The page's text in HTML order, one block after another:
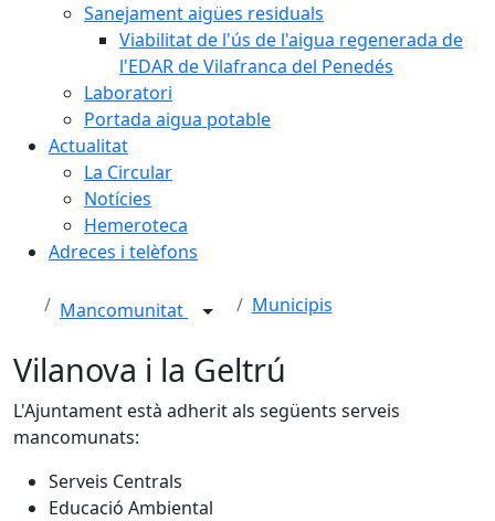
Sanejament aigües residuals
Viabilitat de l'ús de l'aigua regenerada de
l'EDAR de Vilafranca del Penedés
Laboratori
Portada aigua potable
Actualitat
La Circular
Notícies
Hemeroteca
Adreces i telèfons
Mancomunitat Municipis
Vilanova i la Geltrú
L'Ajuntament està adherit als següents serveis
mancomunats:
Serveis Centrals
Educació Ambiental